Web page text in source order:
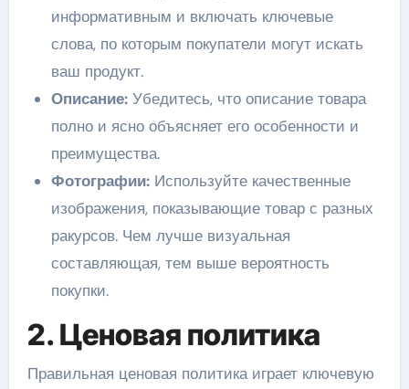
информативным и включать ключевые
слова, по которым покупатели могут искать
ваш продукт.
Описание:Убедитесь, что описание товара
полно и ясно объясняет его особенности и
преимущества.
Фотографии:Используйте качественные
изображения, показывающие товар с разных
ракурсов. Чем лучше визуальная
составляющая, тем выше вероятность
покупки.
2. Ценовая политика
Правильная ценовая политика играет ключевую